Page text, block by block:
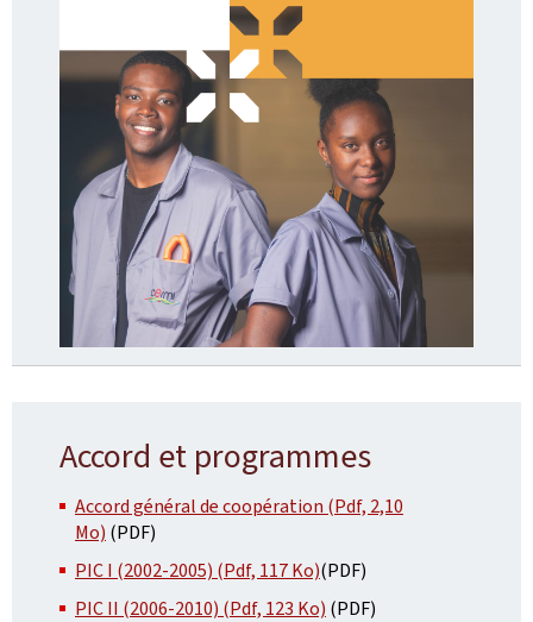
Accord et programmes
Accord général de coopération (Pdf, 2,10
Mo) (PDF)
PIC I (2002-2005) (Pdf, 117 Ko)(PDF)
PIC II (2006-2010) (Pdf, 123 Ko) (PDF)